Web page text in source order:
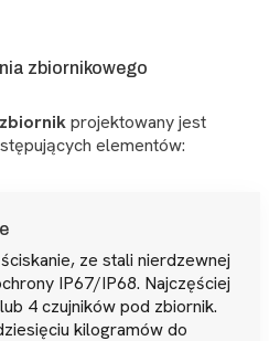
zbiornikowego
projektowany jest
elementów:
ze stali nierdzewnej
IP67/IP68. Najczęściej
4 czujników pod zbiornik.
kilogramów do